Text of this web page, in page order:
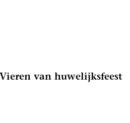
Vieren van huwelijksfeest